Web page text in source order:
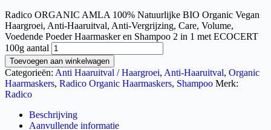
Radico ORGANIC AMLA 100% Natuurlijke BIO Organic Vegan
Haargroei, Anti-Haaruitval, Anti-Vergrijzing, Care, Volume,
Voedende Poeder Haarmasker en Shampoo 2 in 1 met ECOCERT
100g aantal
Toevoegen aan winkelwagen
Categorieën: Anti Haaruitval / Haargroei, Anti-Haaruitval, Organic
Haarmaskers, Radico Organic Haarmaskers, Shampoo Merk:
Radico
Beschrijving
Aanvullende informatie